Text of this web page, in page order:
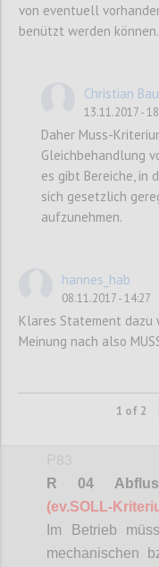
R 03
"Konzept
Chemikalien"
werden, wo
R 04
(ev.SOLL-
Im Betrieb
mechanischen
von eventuell
benützt werden können.
Christian
13.11.2017 -
Daher Muss-
Gleichbehandlung
es gibt Bereiche, in
sich gesetzlich
aufzunehmen.
hannes_hab
08.11.2017 - 14:27
Klares Statement dazu
Meinung nach also
1 of 2